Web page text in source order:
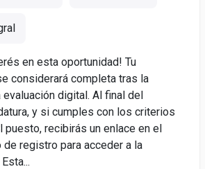
en esta oportunidad! Tu
considerará completa tras la
digital. Al final del
y si cumples con los criterios
puesto, recibirás un enlace en el
registro para acceder a la